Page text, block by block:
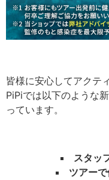
皆様に安心してアクテ
PiPiでは以下のような
っています。
スタッ
ツアー